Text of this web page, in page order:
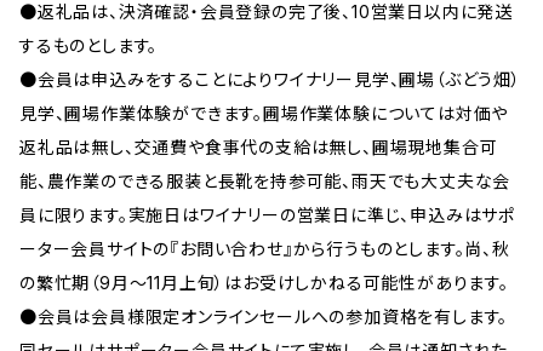
●返礼品は、決済確認・会員登録の完了後、10営業日以内に発送
するものとします。
●会員は申込みをすることによりワイナリー見学、圃場（ぶどう畑）
見学、圃場作業体験ができます。圃場作業体験については対価や
返礼品は無し、交通費や食事代の支給は無し、圃場現地集合可
能、農作業のできる服装と長靴を持参可能、雨天でも大丈夫な会
員に限ります。実施日はワイナリーの営業日に準じ、申込みはサポ
ーター会員サイトの『お問い合わせ』から行うものとします。尚、秋
の繁忙期（9月～11月上旬）はお受けしかねる可能性があります。
●会員は会員様限定オンラインセールへの参加資格を有します。